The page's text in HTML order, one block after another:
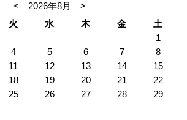
< 2026年8月
>
火 水 木 金
土
1
4 5 6 7
8
11 12 13 14
15
18 19 20 21
22
25 26 27 28
29